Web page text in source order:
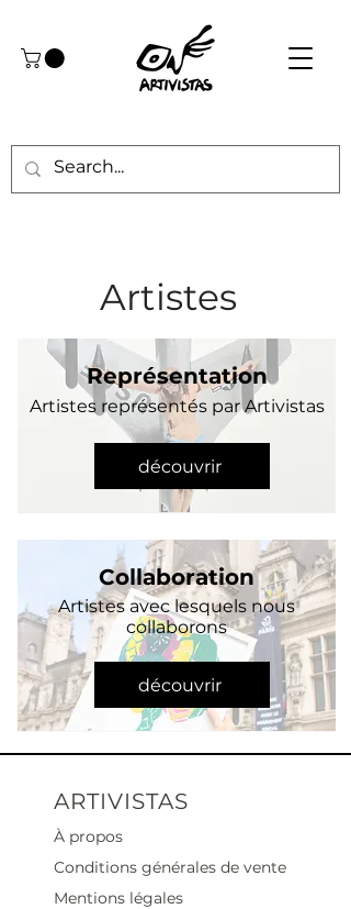
Artistes
Représentation
Artistes représentés par Artivistas
découvrir
Collaboration
Artistes avec lesquels nous
collaborons
découvrir
ARTIVISTAS
À propos
Conditions générales de vente
Mentions légales